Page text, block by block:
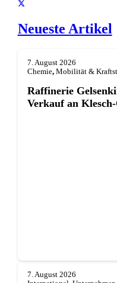
Neueste Artikel
7. August 2026
Chemie, Mobilität &
Raffinerie
Verkauf an
7. August 2026